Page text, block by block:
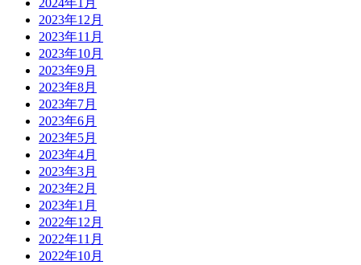
2024年1月
2023年12月
2023年11月
2023年10月
2023年9月
2023年8月
2023年7月
2023年6月
2023年5月
2023年4月
2023年3月
2023年2月
2023年1月
2022年12月
2022年11月
2022年10月